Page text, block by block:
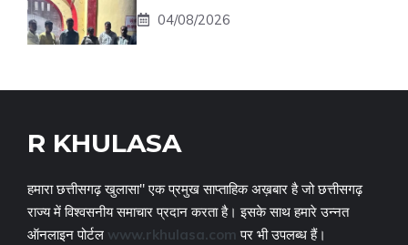
04/08/2026
R KHULASA
हमारा छत्तीसगढ़ खुलासा" एक प्रमुख साप्ताहिक अख़बार है जो छत्तीसगढ़
राज्य में विश्वसनीय समाचार प्रदान करता है। इसके साथ हमारे उन्नत
ऑनलाइन पोर्टल www.rkhulasa.com पर भी उपलब्ध हैं।